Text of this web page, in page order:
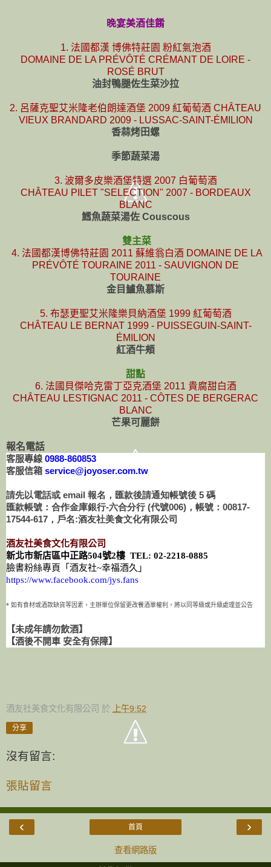
晚宴美酒佳餚
1. 法國都漢 博佛特莊園 粉紅氣泡酒
DOMAINE DE LA PRÉVÔTÉ CRÉMANT DE LOIRE -
ROSÉ BRUT
油封鴨腿佐生菜沙拉
2. 呂薩克聖艾米隆老伯朗達酒堡 2009 紅葡萄酒 CHÂTEAU
VIEUX BRANDARD 2009 - LUSSAC-SAINT-ÉMILION
香蒜烤田螺
季節蔬菜湯
3. 波爾多皮樂酒堡特選 2007 白葡萄酒
CHÂTEAU PILET "SELECTION" 2007 - BORDEAUX
BLANC
鱈魚蔬菜湯佐 Couscous
雙主菜
4. 法國都漢博佛特莊園 2011 蘇維翁白酒 DOMAINE DE LA
PRÉVÔTÉ TOURAINE 2011 - SAUVIGNON DE
TOURAINE
金目鱸魚慕斯
5. 布瑟更聖艾米隆樂貝納酒堡 1999 紅葡萄酒
CHÂTEAU LE BERNAT 1999 - PUISSEGUIN-SAINT-
ÉMILION
紅酒牛頰
甜點
6. 法國貝傑哈克雷丁亞克酒堡 2011 貴腐甜白酒
CHÂTEAU LESTIGNAC 2011 - CÔTES DE BERGERAC
BLANC
芒果可麗餅
報名電話
客服專線 0988-860853
客服信箱 service@joyoser.com.tw
請先以電話或 email 報名，匯款後請通知帳號後 5 碼
匯款帳號：合作金庫銀行-六合分行 (代號006)，帳號：00817-
17544-617，戶名:酒友社美食文化有限公司
酒友社美食文化有限公司
新北市新店區中正路504號2樓 TEL: 02-2218-0885
臉書粉絲專頁「酒友社~幸福酒久」
https://www.facebook.com/jys.fans
* 如有食材或酒款缺貨等因素，主辦單位保留更改餐酒單權利，將以同等級或升級處理並公告
【未成年請勿飲酒】
【酒後不開車 安全有保障】
酒友社美食文化有限公司 於 上午9:52
分享
沒有留言:
張貼留言
‹ ›
首頁
查看網路版